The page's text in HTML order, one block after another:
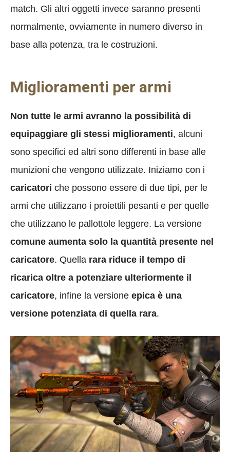
match. Gli altri oggetti invece saranno presenti
normalmente, ovviamente in numero diverso in
base alla potenza, tra le costruzioni.
Miglioramenti per armi
Non tutte le armi avranno la possibilità di
equipaggiare gli stessi miglioramenti, alcuni
sono specifici ed altri sono differenti in base alle
munizioni che vengono utilizzate. Iniziamo con i
caricatori che possono essere di due tipi, per le
armi che utilizzano i proiettili pesanti e per quelle
che utilizzano le pallottole leggere. La versione
comune aumenta solo la quantità presente nel
caricatore. Quella rara riduce il tempo di
ricarica oltre a potenziare ulteriormente il
caricatore, infine la versione epica è una
versione potenziata di quella rara.